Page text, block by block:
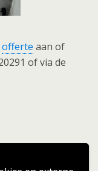
offerte aan of
of via de